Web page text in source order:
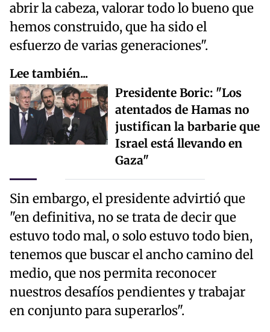
abrir la cabeza, valorar todo lo bueno que
hemos construido, que ha sido el
esfuerzo de varias generaciones".
Lee también...
Presidente Boric: "Los
atentados de Hamas no
justifican la barbarie que
Israel está llevando en
Gaza"
Sin embargo, el presidente advirtió que
"en definitiva, no se trata de decir que
estuvo todo mal, o solo estuvo todo bien,
tenemos que buscar el ancho camino del
medio, que nos permita reconocer
nuestros desafíos pendientes y trabajar
en conjunto para superarlos".